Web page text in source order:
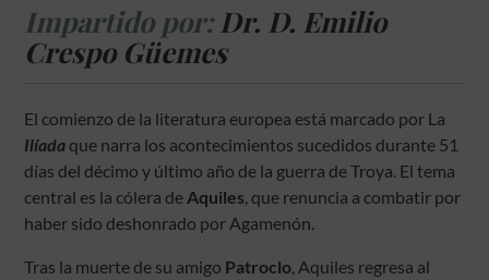
Impartido por: Dr. D. Emilio
Crespo Güemes
El comienzo de la literatura europea está marcado por La
Ilíada que narra los acontecimientos sucedidos durante 51
días del décimo y último año de la guerra de Troya. El tema
central es la cólera de Aquiles , que renuncia a combatir por
haber sido deshonrado por Agamenón.
Tras la muerte de su amigo Patroclo , Aquiles regresa al